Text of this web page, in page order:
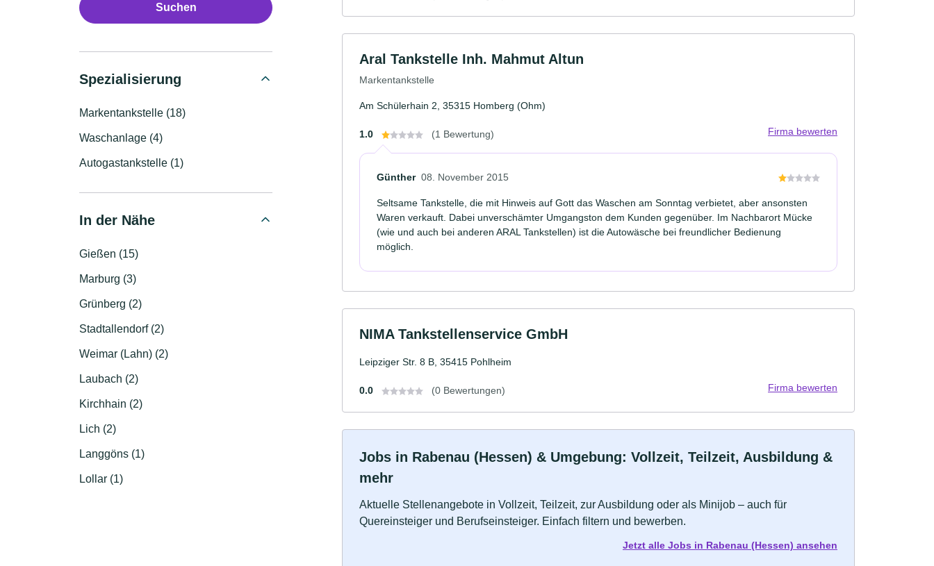
Suchen
Spezialisierung
Markentankstelle (18)
Waschanlage (4)
Autogastankstelle (1)
In der Nähe
Gießen (15)
Marburg (3)
Grünberg (2)
Stadtallendorf (2)
Weimar (Lahn) (2)
Laubach (2)
Kirchhain (2)
Lich (2)
Langgöns (1)
Lollar (1)
Aral Tankstelle Inh. Mahmut Altun
Markentankstelle
Am Schülerhain 2, 35315 Homberg (Ohm)
1.0 (1 Bewertung) Firma bewerten
Günther 08. November 2015
Seltsame Tankstelle, die mit Hinweis auf Gott das Waschen am Sonntag verbietet, aber ansonsten
Waren verkauft. Dabei unverschämter Umgangston dem Kunden gegenüber. Im Nachbarort Mücke
(wie und auch bei anderen ARAL Tankstellen) ist die Autowäsche bei freundlicher Bedienung
möglich.
NIMA Tankstellenservice GmbH
Leipziger Str. 8 B, 35415 Pohlheim
0.0 (0 Bewertungen) Firma bewerten
Jobs in Rabenau (Hessen) & Umgebung: Vollzeit, Teilzeit, Ausbildung &
mehr
Aktuelle Stellenangebote in Vollzeit, Teilzeit, zur Ausbildung oder als Minijob – auch für
Quereinsteiger und Berufseinsteiger. Einfach filtern und bewerben.
Jetzt alle Jobs in Rabenau (Hessen) ansehen